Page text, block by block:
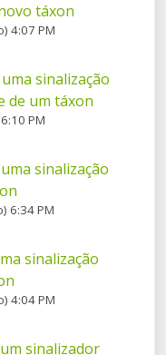
táxon
4:07 PM
sinalização
de um táxon
PM
sinalização
6:34 PM
sinalização
4:04 PM
sinalizador